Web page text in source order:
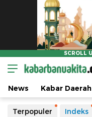
News Kabar Daerah
Terpopuler Indeks